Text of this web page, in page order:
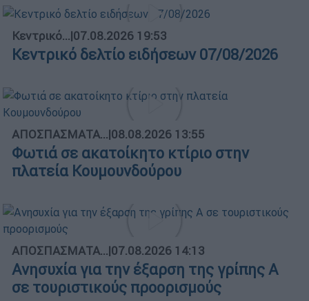
Κεντρικό...|07.08.2026 19:53
Κεντρικό δελτίο ειδήσεων 07/08/2026
ΑΠΟΣΠΑΣΜΑΤΑ...|08.08.2026 13:55
Φωτιά σε ακατοίκητο κτίριο στην
πλατεία Κουμουνδούρου
ΑΠΟΣΠΑΣΜΑΤΑ...|07.08.2026 14:13
Ανησυχία για την έξαρση της γρίπης Α
σε τουριστικούς προορισμούς